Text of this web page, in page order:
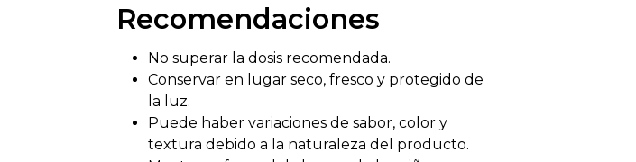
Recomendaciones
No superar la dosis recomendada.
Conservar en lugar seco, fresco y protegido de
la luz.
Puede haber variaciones de sabor, color y
textura debido a la naturaleza del producto.